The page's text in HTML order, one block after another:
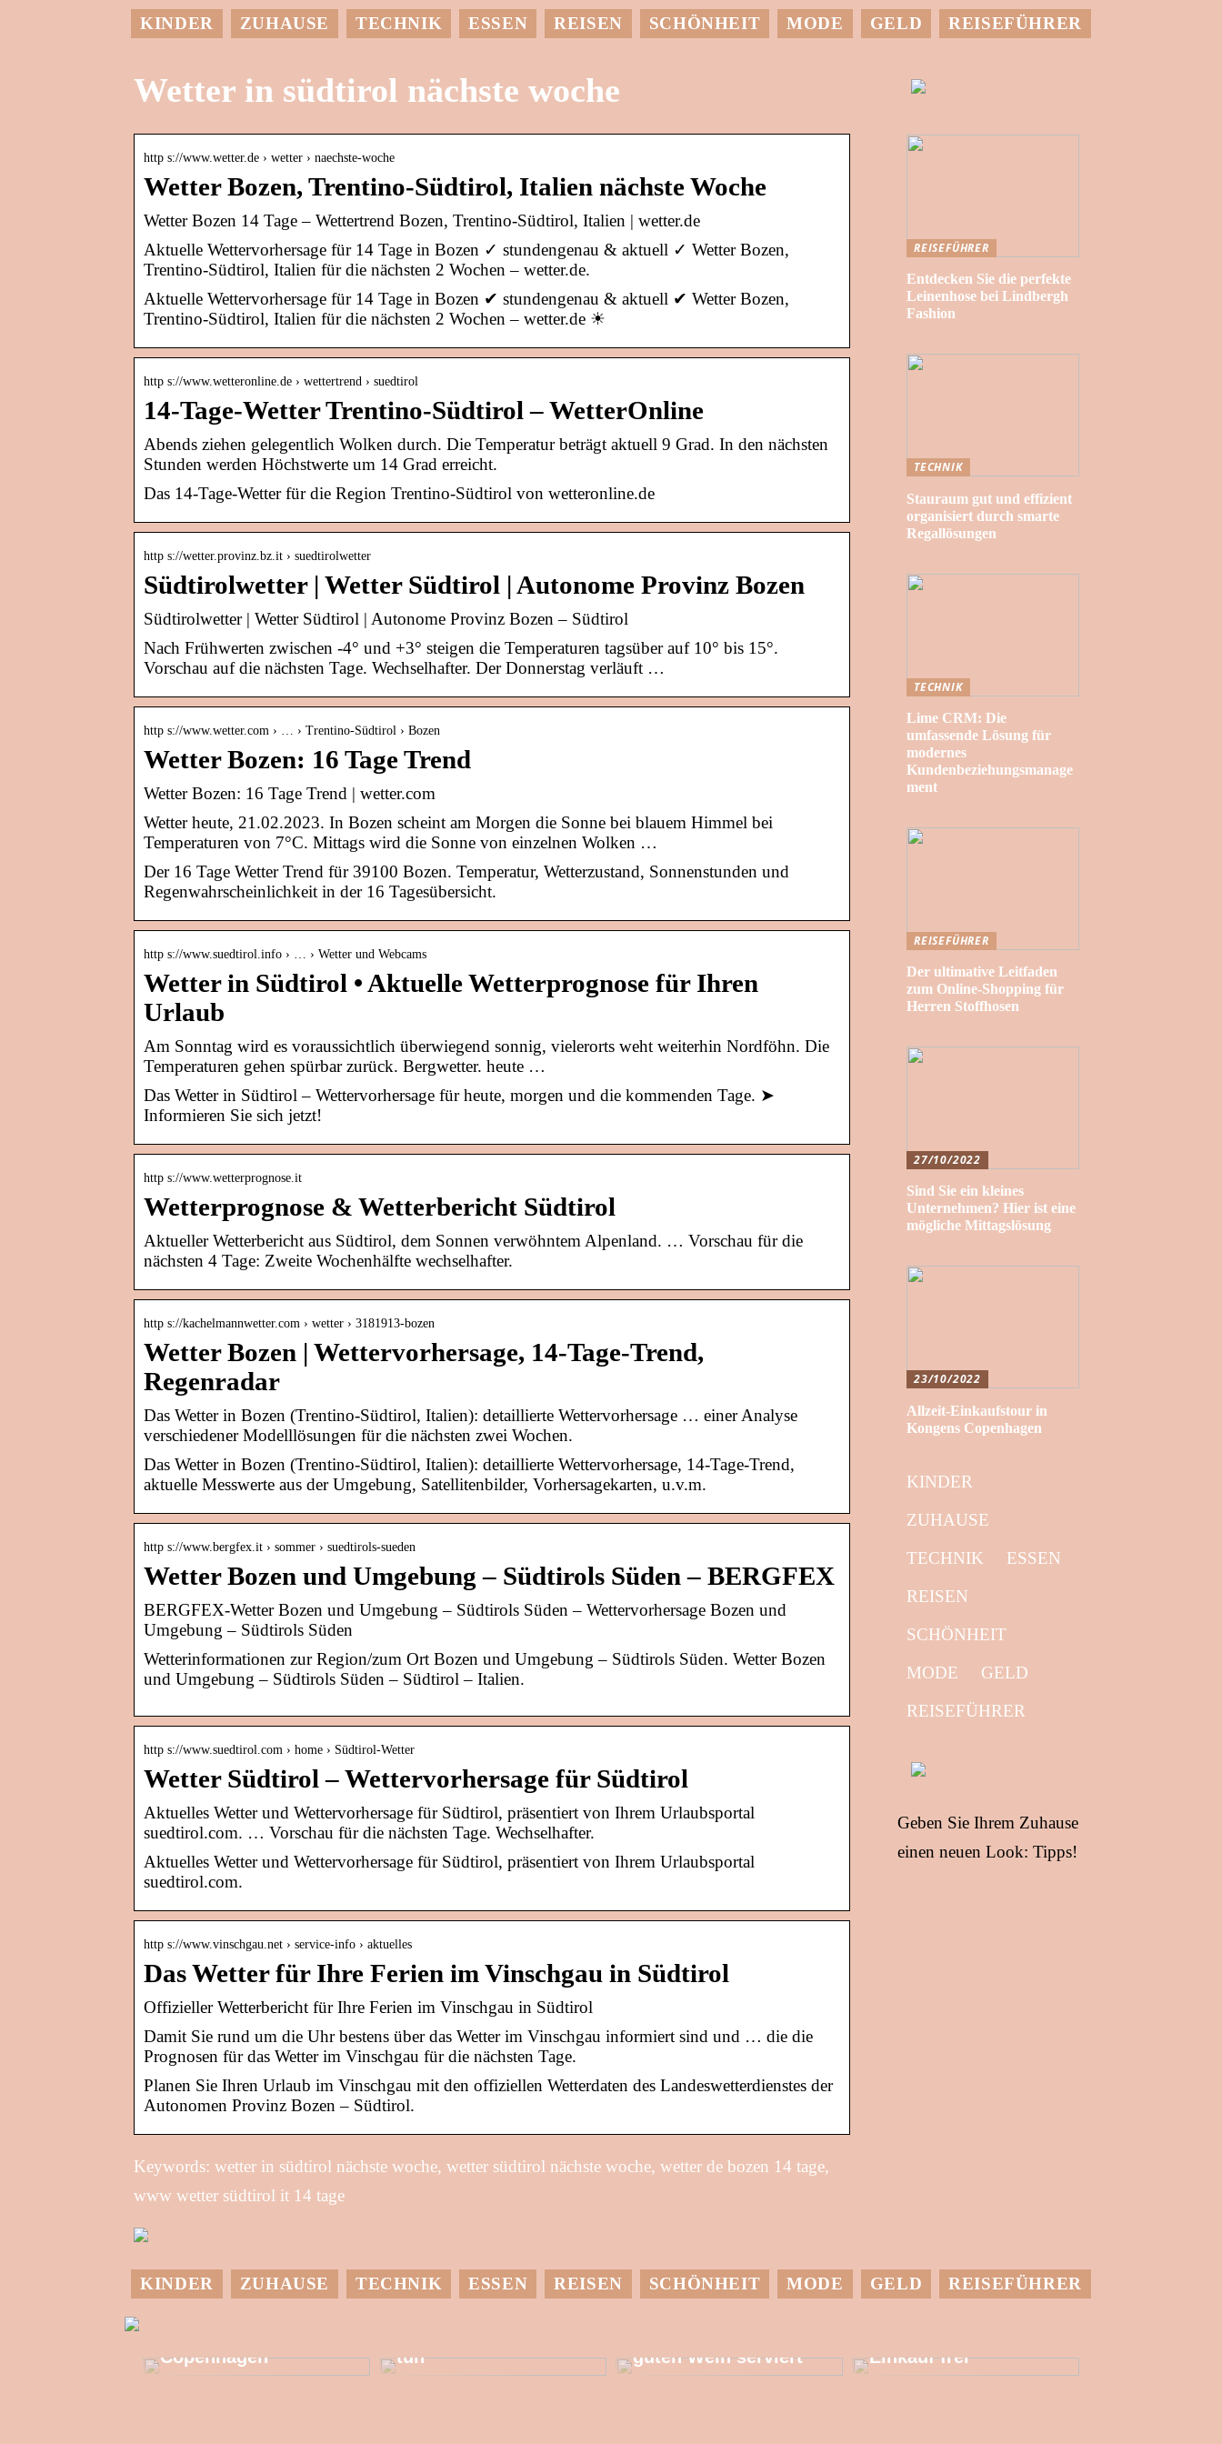
KINDER ZUHAUSE TECHNIK ESSEN REISEN SCHÖNHEIT MODE GELD REISEFÜHRER
Wetter in südtirol nächste woche
http s://www.wetter.de › wetter › naechste-woche
Wetter Bozen, Trentino-Südtirol, Italien nächste Woche
Wetter Bozen 14 Tage – Wettertrend Bozen, Trentino-Südtirol, Italien | wetter.de
Aktuelle Wettervorhersage für 14 Tage in Bozen ✓ stundengenau & aktuell ✓ Wetter Bozen,
Trentino-Südtirol, Italien für die nächsten 2 Wochen – wetter.de.
Aktuelle Wettervorhersage für 14 Tage in Bozen ✔ stundengenau & aktuell ✔ Wetter Bozen,
Trentino-Südtirol, Italien für die nächsten 2 Wochen – wetter.de ☀
http s://www.wetteronline.de › wettertrend › suedtirol
14-Tage-Wetter Trentino-Südtirol – WetterOnline
Abends ziehen gelegentlich Wolken durch. Die Temperatur beträgt aktuell 9 Grad. In den nächsten
Stunden werden Höchstwerte um 14 Grad erreicht.
Das 14-Tage-Wetter für die Region Trentino-Südtirol von wetteronline.de
http s://wetter.provinz.bz.it › suedtirolwetter
Südtirolwetter | Wetter Südtirol | Autonome Provinz Bozen
Südtirolwetter | Wetter Südtirol | Autonome Provinz Bozen – Südtirol
Nach Frühwerten zwischen -4° und +3° steigen die Temperaturen tagsüber auf 10° bis 15°.
Vorschau auf die nächsten Tage. Wechselhafter. Der Donnerstag verläuft …
http s://www.wetter.com › … › Trentino-Südtirol › Bozen
Wetter Bozen: 16 Tage Trend
Wetter Bozen: 16 Tage Trend | wetter.com
Wetter heute, 21.02.2023. In Bozen scheint am Morgen die Sonne bei blauem Himmel bei
Temperaturen von 7°C. Mittags wird die Sonne von einzelnen Wolken …
Der 16 Tage Wetter Trend für 39100 Bozen. Temperatur, Wetterzustand, Sonnenstunden und
Regenwahrscheinlichkeit in der 16 Tagesübersicht.
http s://www.suedtirol.info › … › Wetter und Webcams
Wetter in Südtirol • Aktuelle Wetterprognose für Ihren
Urlaub
Am Sonntag wird es voraussichtlich überwiegend sonnig, vielerorts weht weiterhin Nordföhn. Die
Temperaturen gehen spürbar zurück. Bergwetter. heute …
Das Wetter in Südtirol – Wettervorhersage für heute, morgen und die kommenden Tage. ➤
Informieren Sie sich jetzt!
http s://www.wetterprognose.it
Wetterprognose & Wetterbericht Südtirol
Aktueller Wetterbericht aus Südtirol, dem Sonnen verwöhntem Alpenland. … Vorschau für die
nächsten 4 Tage: Zweite Wochenhälfte wechselhafter.
http s://kachelmannwetter.com › wetter › 3181913-bozen
Wetter Bozen | Wettervorhersage, 14-Tage-Trend,
Regenradar
Das Wetter in Bozen (Trentino-Südtirol, Italien): detaillierte Wettervorhersage … einer Analyse
verschiedener Modelllösungen für die nächsten zwei Wochen.
Das Wetter in Bozen (Trentino-Südtirol, Italien): detaillierte Wettervorhersage, 14-Tage-Trend,
aktuelle Messwerte aus der Umgebung, Satellitenbilder, Vorhersagekarten, u.v.m.
http s://www.bergfex.it › sommer › suedtirols-sueden
Wetter Bozen und Umgebung – Südtirols Süden – BERGFEX
BERGFEX-Wetter Bozen und Umgebung – Südtirols Süden – Wettervorhersage Bozen und
Umgebung – Südtirols Süden
Wetterinformationen zur Region/zum Ort Bozen und Umgebung – Südtirols Süden. Wetter Bozen
und Umgebung – Südtirols Süden – Südtirol – Italien.
http s://www.suedtirol.com › home › Südtirol-Wetter
Wetter Südtirol – Wettervorhersage für Südtirol
Aktuelles Wetter und Wettervorhersage für Südtirol, präsentiert von Ihrem Urlaubsportal
suedtirol.com. … Vorschau für die nächsten Tage. Wechselhafter.
Aktuelles Wetter und Wettervorhersage für Südtirol, präsentiert von Ihrem Urlaubsportal
suedtirol.com.
http s://www.vinschgau.net › service-info › aktuelles
Das Wetter für Ihre Ferien im Vinschgau in Südtirol
Offizieller Wetterbericht für Ihre Ferien im Vinschgau in Südtirol
Damit Sie rund um die Uhr bestens über das Wetter im Vinschgau informiert sind und … die die
Prognosen für das Wetter im Vinschgau für die nächsten Tage.
Planen Sie Ihren Urlaub im Vinschgau mit den offiziellen Wetterdaten des Landeswetterdienstes der
Autonomen Provinz Bozen – Südtirol.
Keywords: wetter in südtirol nächste woche, wetter südtirol nächste woche, wetter de bozen 14 tage,
www wetter südtirol it 14 tage
REISEFÜHRER
Entdecken Sie die perfekte
Leinenhose bei Lindbergh
Fashion
TECHNIK
Stauraum gut und effizient
organisiert durch smarte
Regallösungen
TECHNIK
Lime CRM: Die
umfassende Lösung für
modernes
Kundenbeziehungsmanage
ment
REISEFÜHRER
Der ultimative Leitfaden
zum Online-Shopping für
Herren Stoffhosen
27/10/2022
Sind Sie ein kleines
Unternehmen? Hier ist eine
mögliche Mittagslösung
23/10/2022
Allzeit-Einkaufstour in
Kongens Copenhagen
KINDER
ZUHAUSE
TECHNIK
ESSEN
REISEN
SCHÖNHEIT
MODE
GELD
REISEFÜHRER
Geben Sie Ihrem Zuhause
einen neuen Look: Tipps!
KINDER ZUHAUSE TECHNIK ESSEN REISEN SCHÖNHEIT MODE GELD REISEFÜHRER
Copenhagen
Mit einer
tun
Dessen muss man
guten Wein serviert
Setzen Sie mehr
Einkauf frei